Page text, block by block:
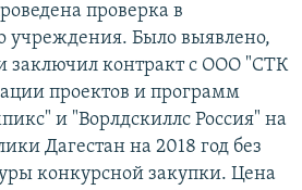
проверка в
учреждения. Было выявлено,
заключил контракт с ООО "СТК
проектов и программ
и "Ворлдскиллс Россия" на
Дагестан на 2018 год без
конкурсной закупки. Цена